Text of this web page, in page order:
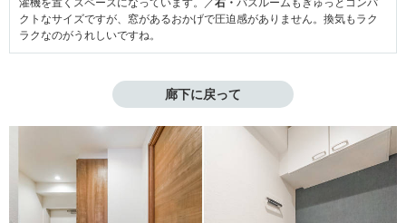
濯機を置くスペースになっています。／右・ バスルームもぎゅっとコンパ
クトなサイズですが、窓があるおかげで圧迫感がありません。換気もラク
ラクなのがうれしいですね。
廊下に戻って